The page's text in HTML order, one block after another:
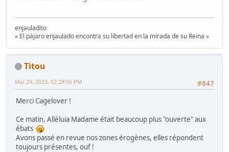
enjauladito
« El pàjaro enjaulado encontra su libertad en la mirada de su Reina »
Titou
#847
Mai 29, 2023, 02:28:06 PM
Merci Cagelover !
Ce matin, Alléluia Madame était beaucoup plus "ouverte" aux
ébats
Avons passé en revue nos zones érogènes, elles répondent
toujours présentes, ouf !